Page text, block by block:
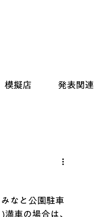
模擬店 発表関連
なと公園駐車
車の場合は、